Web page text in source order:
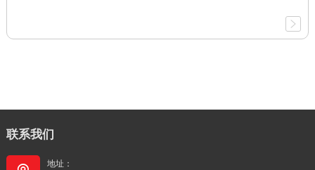
联系我们
地址：